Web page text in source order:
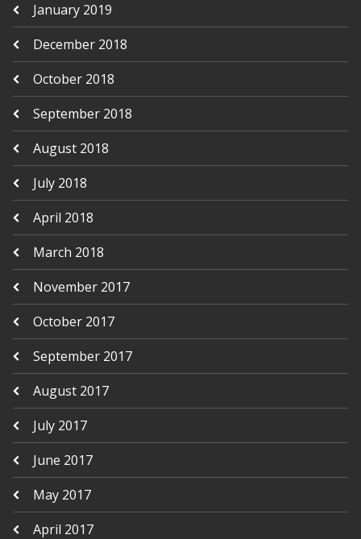
January 2019
December 2018
October 2018
September 2018
August 2018
July 2018
April 2018
March 2018
November 2017
October 2017
September 2017
August 2017
July 2017
June 2017
May 2017
April 2017